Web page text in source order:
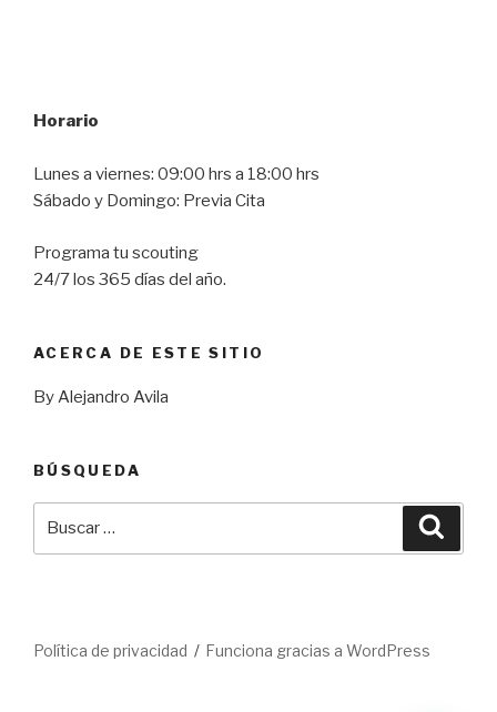
Horario
Lunes a viernes: 09:00 hrs a 18:00 hrs
Sábado y Domingo: Previa Cita
Programa tu scouting
24/7 los 365 días del año.
ACERCA DE ESTE SITIO
By Alejandro Avila
BÚSQUEDA
Política de privacidad Funciona gracias a WordPress